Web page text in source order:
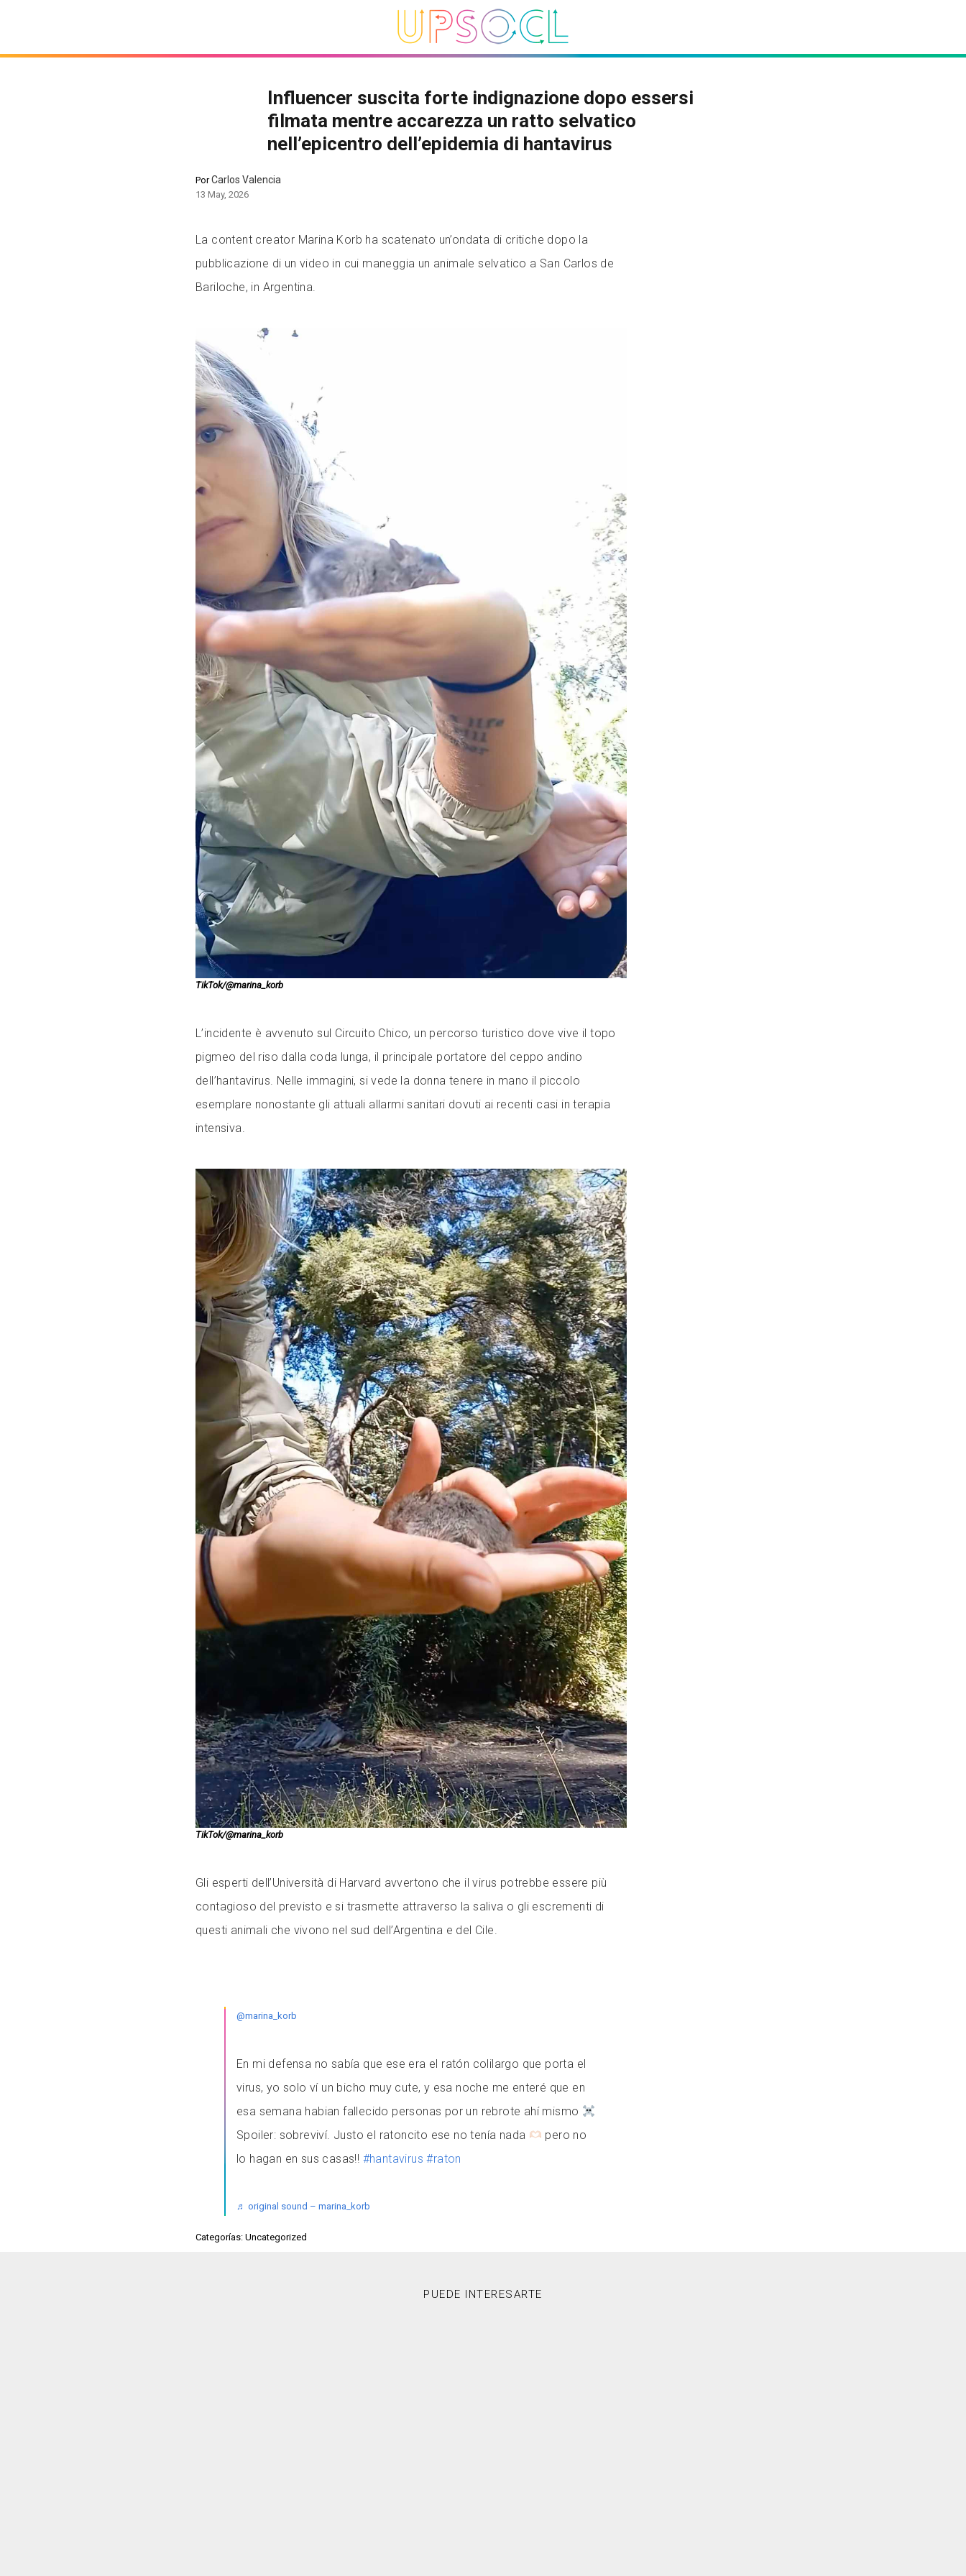
Influencer suscita forte indignazione dopo essersi
filmata mentre accarezza un ratto selvatico
nell’epicentro dell’epidemia di hantavirus
PorCarlos Valencia
13 May, 2026
La content creator Marina Korb ha scatenato un’ondata di critiche dopo la
pubblicazione di un video in cui maneggia un animale selvatico a San Carlos de
Bariloche, in Argentina.
TikTok/@marina_korb
L’incidente è avvenuto sul Circuito Chico, un percorso turistico dove vive il topo
pigmeo del riso dalla coda lunga, il principale portatore del ceppo andino
dell’hantavirus. Nelle immagini, si vede la donna tenere in mano il piccolo
esemplare nonostante gli attuali allarmi sanitari dovuti ai recenti casi in terapia
intensiva.
TikTok/@marina_korb
Gli esperti dell’Università di Harvard avvertono che il virus potrebbe essere più
contagioso del previsto e si trasmette attraverso la saliva o gli escrementi di
questi animali che vivono nel sud dell’Argentina e del Cile.
@marina_korb
En mi defensa no sabía que ese era el ratón colilargo que porta el
virus, yo solo ví un bicho muy cute, y esa noche me enteré que en
esa semana habian fallecido personas por un rebrote ahí mismo
Spoiler: sobreviví. Justo el ratoncito ese no tenía nada
pero no
lo hagan en sus casas!! #hantavirus #raton
♬ original sound – marina_korb
Categorías: Uncategorized
PUEDE INTERESARTE